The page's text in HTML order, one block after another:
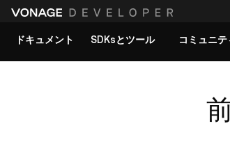
ドキュメント
SDKsとツール コミュニテ